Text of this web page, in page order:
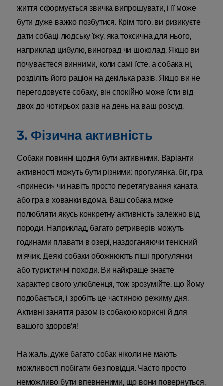
життя сформується звичка випрошувати, і її може
бути дуже важко позбутися. Крім того, ви ризикуєте
дати собаці людську їжу, яка токсична для нього,
наприклад цибулю, виноград чи шоколад. Якщо ви
почуваєтеся винними, коли самі їсте, а собака ні,
розділіть його раціон на декілька разів. Якщо ви не
перегодовуєте собаку, він спокійно може їсти від
двох до чотирьох разів на день на ваш розсуд.
3. Фізична активність
Собаки повинні щодня бути активними. Варіанти
активності можуть бути різними: прогулянка, біг, гра
«принеси» чи навіть просто перетягування каната
або гра в хованки вдома. Ваш собака може
полюбляти якусь конкретну активність залежно від
породи. Наприклад, багато ретриверів можуть
годинами плавати в озері, наздоганяючи тенісний
м'ячик. Деякі собаки обожнюють піші прогулянки
або туристичні походи. Ви найкраще знаєте
характер свого улюбленця, тож зрозумійте, що йому
подобається, і зробіть це частиною режиму дня.
Активні заняття разом із собакою корисні й для
вашого здоров'я!
На жаль, дуже багато собак ніколи не мають
можливості побігати без повідця. Часто просто
неможливо бути впевненими, що вони повернуться,